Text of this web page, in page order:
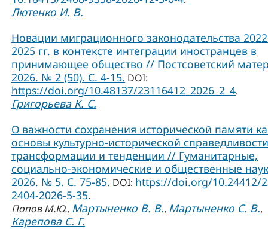
Лютенко И. В.
Новации миграционного законодательства
2025 гг. в контексте интеграции иностранцев в
принимающее общество // Постсоветский
2026. № 2 (50). С. 4-15. DOI:
https://doi.org/10.48137/23116412_2026_2_4.
Григорьева К. С.
О важности сохранения исторической памяти
основы культурно-исторической
трансформации и тенденции // Гуманитарные,
социально-экономические и общественные
2026. № 5. С. 75-85. DOI: https://doi.org/10.24412/
2404-2026-5-35.
Попов М.Ю., Мартыненко В. В., Мартыненко С. В.,
Карепова С. Г.